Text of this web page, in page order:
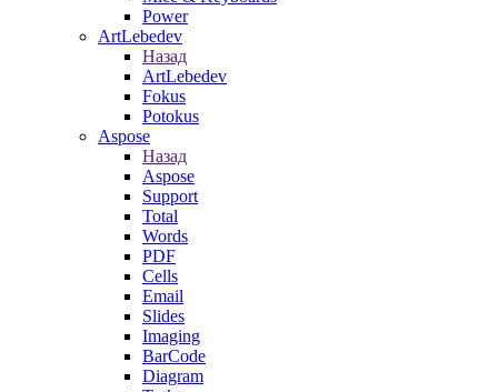
Power
ArtLebedev
Назад
ArtLebedev
Fokus
Potokus
Aspose
Назад
Aspose
Support
Total
Words
PDF
Cells
Email
Slides
Imaging
BarCode
Diagram